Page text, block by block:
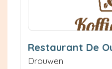
Restaurant De
Drouwen